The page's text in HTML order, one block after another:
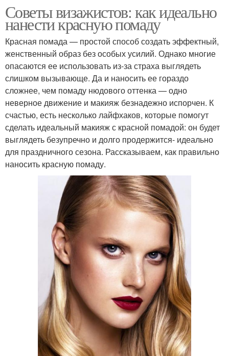
Советы визажистов: как идеально
нанести красную помаду
Красная помада — простой способ создать эффектный,
женственный образ без особых усилий. Однако многие
опасаются ее использовать из-за страха выглядеть
слишком вызывающе. Да и наносить ее гораздо
сложнее, чем помаду нюдового оттенка — одно
неверное движение и макияж безнадежно испорчен. К
счастью, есть несколько лайфхаков, которые помогут
сделать идеальный макияж с красной помадой: он будет
выглядеть безупречно и долго продержится- идеально
для праздничного сезона. Рассказываем, как правильно
наносить красную помаду.